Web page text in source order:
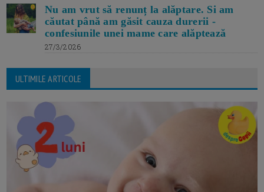
Nu am vrut să renunț la alăptare. Si am
căutat până am găsit cauza durerii -
confesiunile unei mame care alăptează
27/3/2026
ULTIMILE ARTICOLE